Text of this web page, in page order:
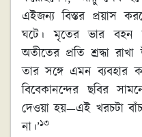
এইজন্য বিস্তর প্রয়াস
ঘটে। মৃতের ভার
অতীতের প্রতি শ্রদ্ধা
তার সঙ্গে এমন ব্যবহার
বিবেকানন্দের ছবির
দেওয়া হয়—এই খরচটা
না।’১৩